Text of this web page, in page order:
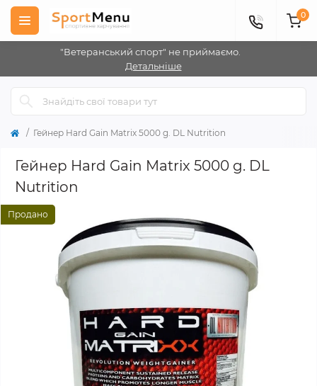
"Ветеранський спорт" не приймаємо.
Детальніше
0
Гейнер Hard Gain Matrix 5000 g. DL Nutrition
Гейнер Hard Gain Matrix 5000 g. DL
Nutrition
Продано